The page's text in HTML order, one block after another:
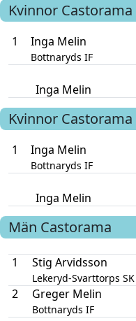
Kvinnor Castorama
1 Inga Melin
Bottnaryds IF
Inga Melin
Kvinnor Castorama
1 Inga Melin
Bottnaryds IF
Inga Melin
Män Castorama
1 Stig Arvidsson
Lekeryd-Svarttorps SK
2 Greger Melin
Bottnaryds IF